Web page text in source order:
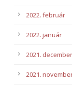
2022. február
2022. január
2021. december
2021.